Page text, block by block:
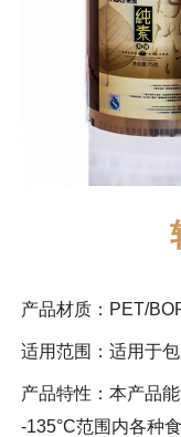
产品材质：PET/
适用范围：适用于
产品特性：本产品
-135°C范围内各种